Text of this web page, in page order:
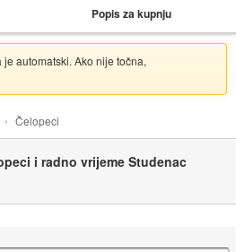
Popis za kupnju
automatski. Ako nije točna,
Čelopeci
i radno vrijeme Studenac